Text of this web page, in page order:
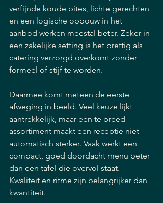
verfijnde koude bites, lichte gerechten
en een logische opbouw in het
aanbod werken meestal beter. Zeker in
een zakelijke setting is het prettig als
catering verzorgd overkomt zonder
formeel of stijf te worden.
Daarmee komt meteen de eerste
afweging in beeld. Veel keuze lijkt
aantrekkelijk, maar een te breed
assortiment maakt een receptie niet
automatisch sterker. Vaak werkt een
compact, goed doordacht menu beter
dan een tafel die overvol staat.
Kwaliteit en ritme zijn belangrijker dan
kwantiteit.